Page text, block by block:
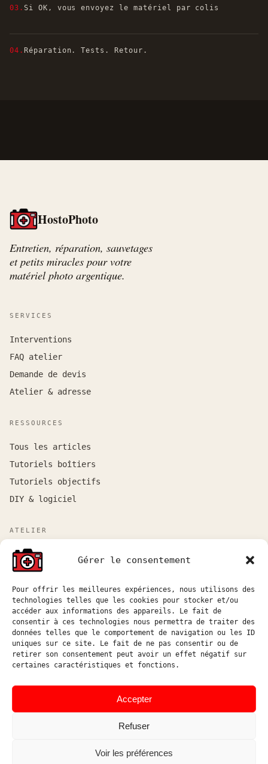
Gérer le consentement
Pour offrir les meilleures expériences, nous utilisons des
technologies telles que les cookies pour stocker et/ou
accéder aux informations des appareils. Le fait de
consentir à ces technologies nous permettra de traiter des
données telles que le comportement de navigation ou les ID
uniques sur ce site. Le fait de ne pas consentir ou de
retirer son consentement peut avoir un effet négatif sur
certaines caractéristiques et fonctions.
Accepter
Refuser
Voir les préférences
03. Si OK, vous envoyez le matériel par colis
04. Réparation. Tests. Retour.
HostoPhoto
Entretien, réparation, sauvetages
et petits miracles pour votre
matériel photo argentique.
SERVICES
Interventions
FAQ atelier
Demande de devis
Atelier & adresse
RESSOURCES
Tous les articles
Tutoriels boîtiers
Tutoriels objectifs
DIY & logiciel
ATELIER
Atelier sur rendez-vous entre Marseille et Aix-en-
Provence.
atelier@hostophoto.fr
À propos de l’atelier
Déposer une demande de devis
Accéder au suivi atelier